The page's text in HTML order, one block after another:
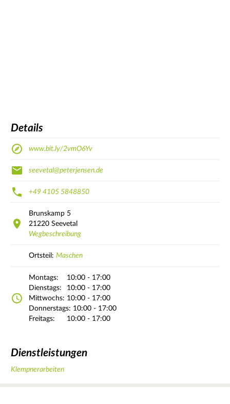
Details
www.bit.ly/2vmO6Yv
seevetal@peterjensen.de
+49 4105 5848850
Brunskamp 5
21220 Seevetal
Wegbeschreibung
Ortsteil: Maschen
Montags:
10:00 - 17:00
Dienstags:
10:00 - 17:00
Mittwochs: 10:00 - 17:00
Donnerstags: 10:00 - 17:00
Freitags:
10:00 - 17:00
Dienstleistungen
Klempnerarbeiten